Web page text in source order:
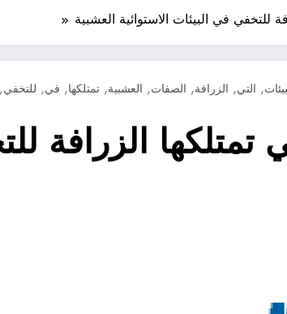
للتخفي في البيئات الاستوائية العشبية
, التي, الزرافة, الصفات, العشبية, تمتلكها, في, للتخفي,
الزرافة